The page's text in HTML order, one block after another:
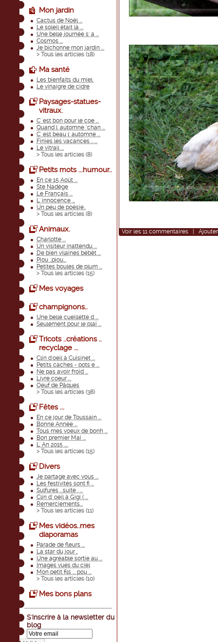
Mon jardin
Cactus de Noël ...
Le soleil était là ...
Une belle journée s' a ...
Cosmos ...
Je bichonne mon jardin ...
> Tous les articles (18)
Ma santé
Les bienfaits du miel.
Le vinaigre de cidre
Paysages-statues-
vitraux.
C' est bon pour le coe ...
Quand l' automne "chan ...
C' est beau l' automne ...
Finies les vacances .. ...
Le vitrail ...
> Tous les articles (8)
Petits mots ...humour..
En ce 15 Août ...
Ste Nadège
Le Français ...
L' innocence ...
Un peu de poèsie..
> Tous les articles (8)
Animaux.
Charlotte ...
Un visiteur inattendu ...
De bien vilaines bébêt ...
Piou ..piou...
Petites boules de plum ...
> Tous les articles (15)
Mes voyages
champignons..
Une belle cueillette d ...
Seulement pour le plai ...
Tricots ..créations ..
recyclage ...
Clin d'oeil à Cuisinet ...
Petits caches - pots e ...
Ne pas avoir froid ...
Livre coeur ...
Oeuf de Pâques
> Tous les articles (38)
Fêtes ...
En ce jour de Toussain ...
Bonne Année ...
Tous mes voeux de bonh ...
Bon premier Mai ...
L' An 2015 ....
> Tous les articles (15)
Divers
Je partage avec vous ...
Les festivités sont fi ...
Sulfures ...suite . ...
Clin d' oeil à Gigi ( ...
Remerciements...
> Tous les articles (11)
Mes vidéos..mes
diaporamas
Parade de fleurs ...
La star du jour ,
Une agréable sortie au ...
Images vues du ciel
Mon petit fils ... pou ...
> Tous les articles (10)
Mes bons plans
S'inscrire à la newsletter du
blog
Voir les 11 commentaires